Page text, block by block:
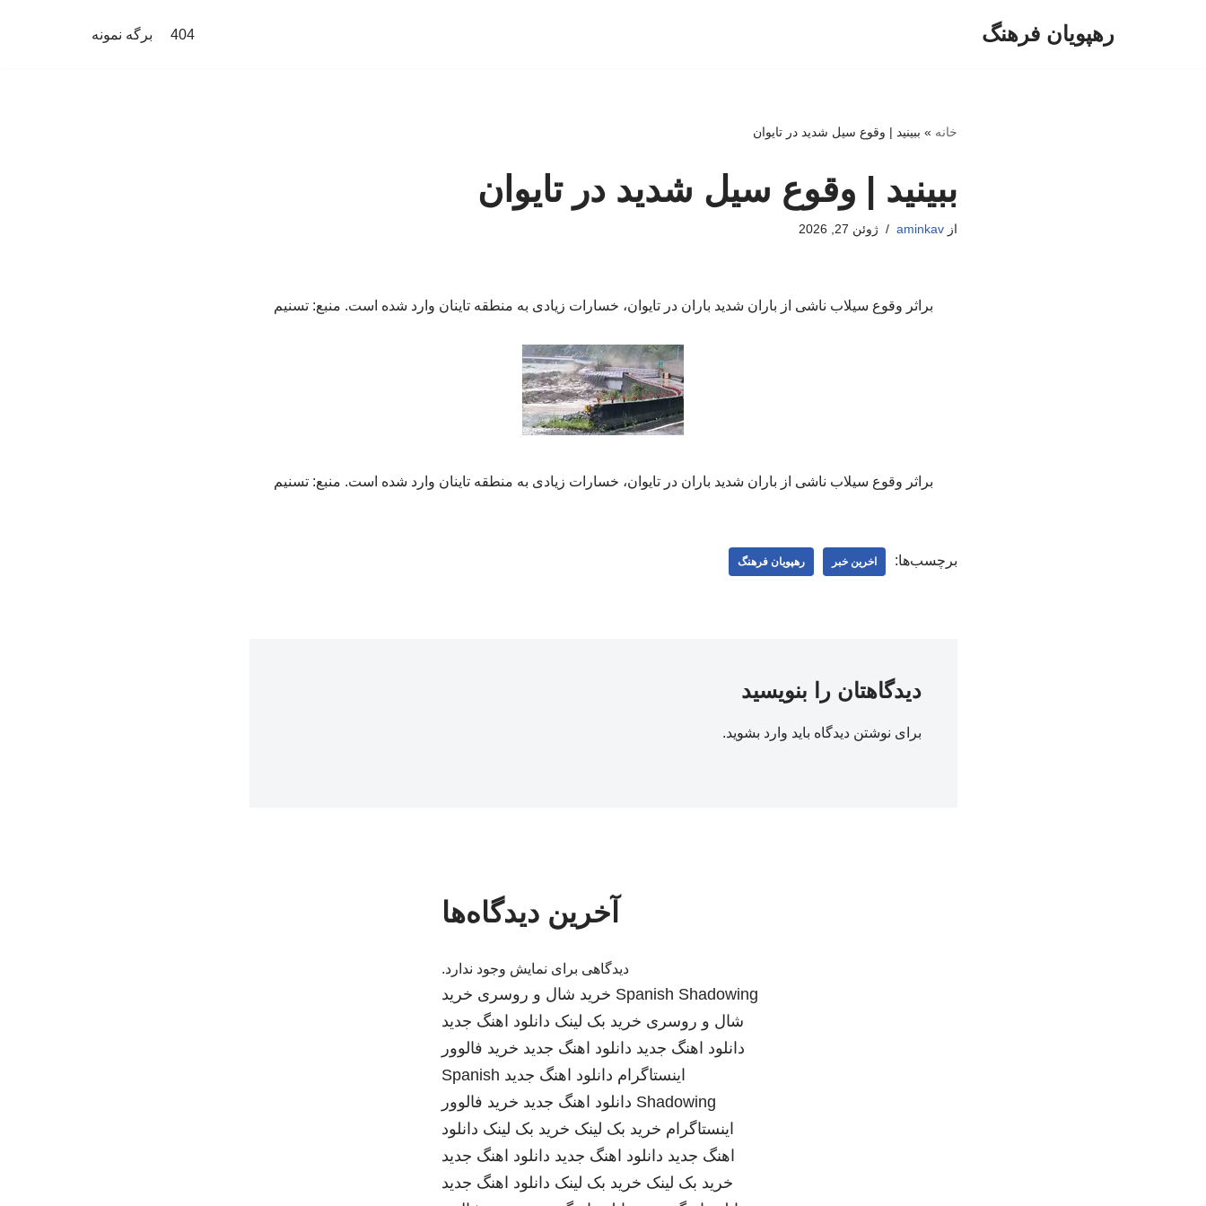
رهپویان فرهنگ 404 برگه نمونه
خانه » ببینید | وقوع سیل شدید در تایوان
ببینید | وقوع سیل شدید در تایوان
ازaminkav ژوئن 27, 2026
براثر وقوع سیلاب ناشی از باران شدید باران در تایوان، خسارات زیادی به منطقه تاینان وارد شده است. منبع: تسنیم
براثر وقوع سیلاب ناشی از باران شدید باران در تایوان، خسارات زیادی به منطقه تاینان وارد شده است. منبع: تسنیم
برچسب‌ها: اخرین خبر رهپویان فرهنگ
دیدگاهتان را بنویسید
برای نوشتن دیدگاه باید وارد بشوید.
آخرین دیدگاه‌ها
دیدگاهی برای نمایش وجود ندارد.
Spanish Shadowing خرید شال و روسری خرید
شال و روسری خرید بک لینک دانلود اهنگ جدید
دانلود اهنگ جدید دانلود اهنگ جدید خرید فالوور
اینستاگرام دانلود اهنگ جدید Spanish
Shadowing دانلود اهنگ جدید خرید فالوور
اینستاگرام خرید بک لینک خرید بک لینک دانلود
اهنگ جدید دانلود اهنگ جدید دانلود اهنگ جدید
خرید بک لینک خرید بک لینک دانلود اهنگ جدید